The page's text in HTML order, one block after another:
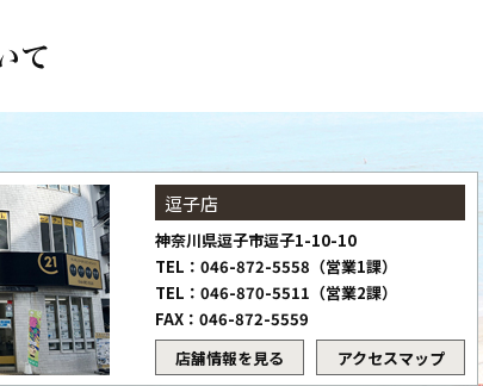
逗子店
神奈川県逗子市逗子1-10-10
TEL：046-872-5558（営業1課）
TEL：046-870-5511（営業2課）
FAX：046-872-5559
店舗情報を見る
アクセスマップ